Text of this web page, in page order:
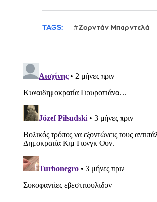
TAGS: Ζορντάν Μπαρντελά